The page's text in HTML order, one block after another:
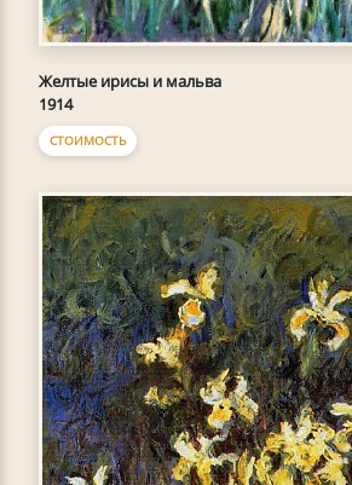
Желтые ирисы и мальва
1914
СТОИМОСТЬ